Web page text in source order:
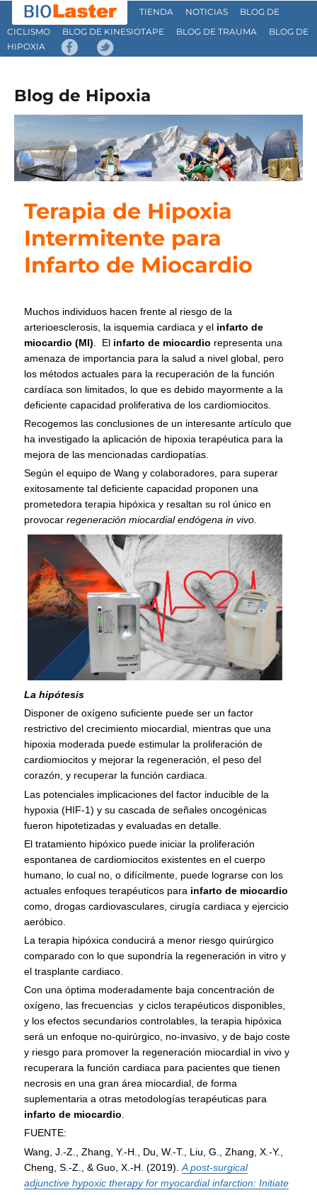
TIENDA NOTICIAS
BLOG DE
CICLISMO
BLOG DE KINESIOTAPE BLOG DE TRAUMA
BLOG DE
HIPOXIA
Blog de Hipoxia
Terapia de Hipoxia
Intermitente para
Infarto de Miocardio
Muchos individuos hacen frente al riesgo de la
arterioesclerosis, la isquemia cardiaca y el infarto de
miocardio (MI) . El infarto de miocardio representa una
amenaza de importancia para la salud a nivel global, pero
los métodos actuales para la recuperación de la función
cardíaca son limitados, lo que es debido mayormente a la
deficiente capacidad proliferativa de los cardiomiocitos.
Recogemos las conclusiones de un interesante artículo que
ha investigado la aplicación de hipoxia terapéutica para la
mejora de las mencionadas cardiopatías.
Según el equipo de Wang y colaboradores, para superar
exitosamente tal deficiente capacidad proponen una
prometedora terapia hipóxica y resaltan su rol único en
provocarregeneración miocardial endógena in vivo.
La hipótesis
Disponer de oxígeno suficiente puede ser un factor
restrictivo del crecimiento miocardial, mientras que una
hipoxia moderada puede estimular la proliferación de
cardiomiocitos y mejorar la regeneración, el peso del
corazón, y recuperar la función cardiaca.
Las potenciales implicaciones del factor inducible de la
hypoxia (HIF-1) y su cascada de señales oncogénicas
fueron hipotetizadas y evaluadas en detalle.
El tratamiento hipóxico puede iniciar la proliferación
espontanea de cardiomiocitos existentes en el cuerpo
humano, lo cual no, o difícilmente, puede lograrse con los
actuales enfoques terapéuticos para infarto de miocardio
como, drogas cardiovasculares, cirugía cardiaca y ejercicio
aeróbico.
La terapia hipóxica conducirá a menor riesgo quirúrgico
comparado con lo que supondría la regeneración in vitro y
el trasplante cardiaco.
Con una óptima moderadamente baja concentración de
oxígeno, las frecuencias y ciclos terapéuticos disponibles,
y los efectos secundarios controlables, la terapia hipóxica
será un enfoque no-quirúrgico, no-invasivo, y de bajo coste
y riesgo para promover la regeneración miocardial in vivo y
recuperara la función cardiaca para pacientes que tienen
necrosis en una gran área miocardial, de forma
suplementaria a otras metodologías terapéuticas para
infarto de miocardio
FUENTE:
Wang, J.-Z., Zhang, Y.-H., Du, W.-T., Liu, G., Zhang, X.-Y.,
Cheng, S.-Z., & Guo, X.-H. (2019).A post-surgical
adjunctive hypoxic therapy for myocardial infarction: Initiate